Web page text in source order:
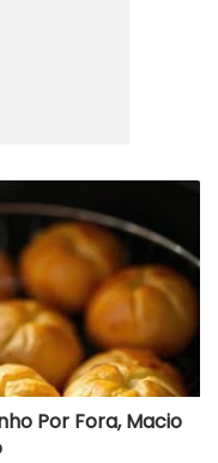
Por Fora, Macio